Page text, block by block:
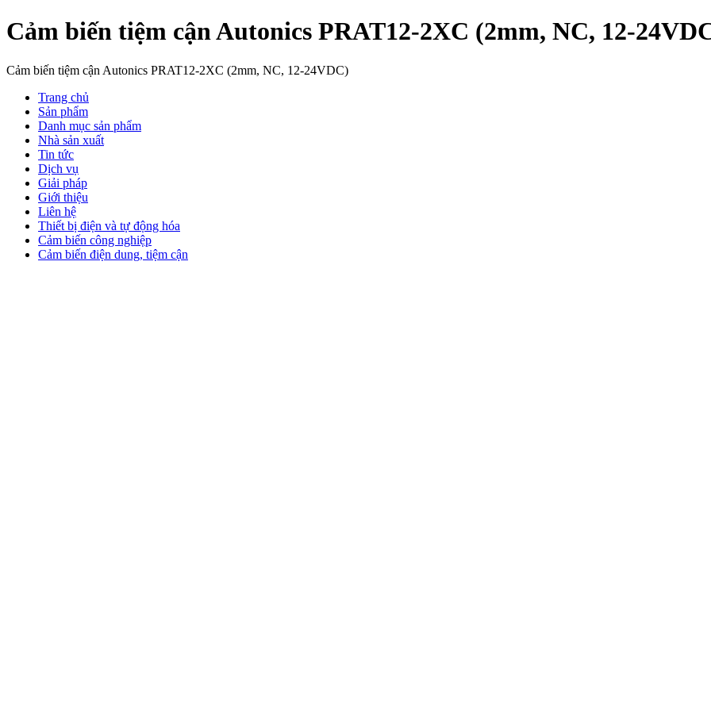
Cảm biến tiệm cận Autonics PRAT12-2XC (2mm, NC, 12-
Cảm biến tiệm cận Autonics PRAT12-2XC (2mm, NC, 12-24VDC)
Trang chủ
Sản phẩm
Danh mục sản phẩm
Nhà sản xuất
Tin tức
Dịch vụ
Giải pháp
Giới thiệu
Liên hệ
Thiết bị điện và tự động hóa
Cảm biến công nghiệp
Cảm biến điện dung, tiệm cận